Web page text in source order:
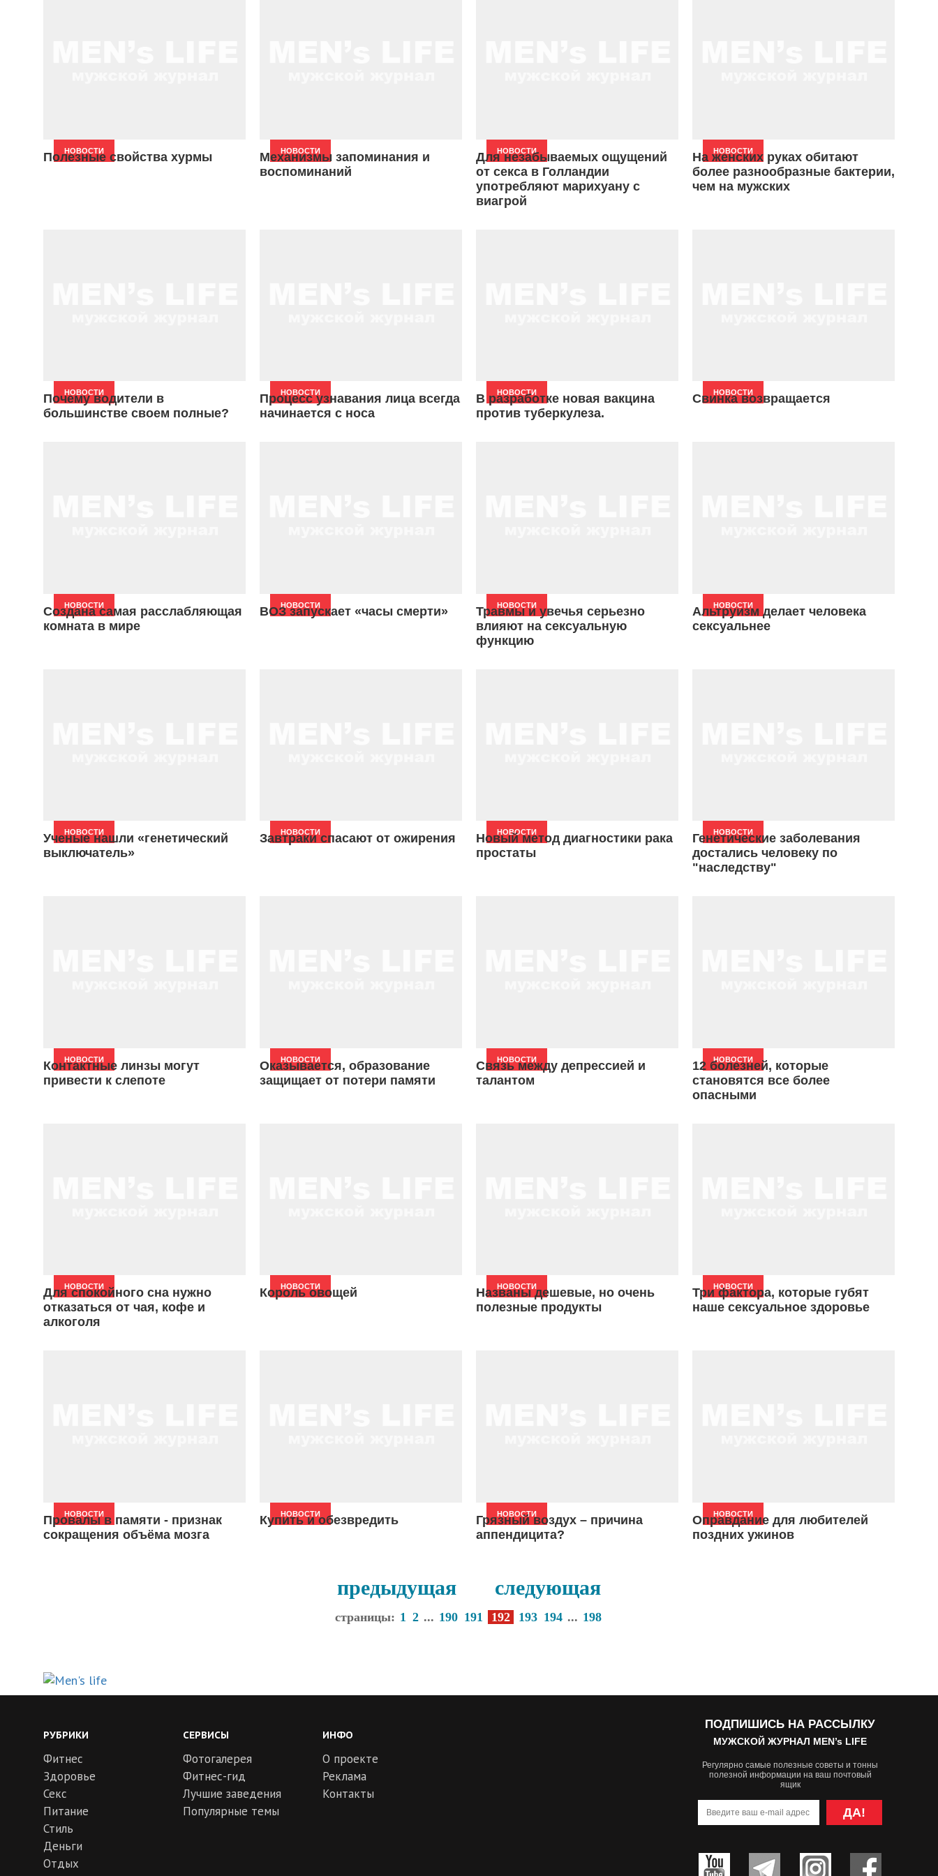
НОВОСТИ
Полезные свойства хурмы НОВОСТИ
Механизмы запоминания и
воспоминаний
НОВОСТИ
Для незабываемых ощущений
от секса в Голландии
употребляют марихуану с
виагрой
НОВОСТИ
На женских руках обитают
более разнообразные бактерии,
чем на мужских
НОВОСТИ
Почему водители в
большинстве своем полные?
НОВОСТИ
Процесс узнавания лица всегда
начинается с носа
НОВОСТИ
В разработке новая вакцина
против туберкулеза.
НОВОСТИ
Свинка возвращается
НОВОСТИ
Создана самая расслабляющая
комната в мире
НОВОСТИ
ВОЗ запускает «часы смерти» НОВОСТИ
Травмы и увечья серьезно
влияют на сексуальную
функцию
НОВОСТИ
Альтруизм делает человека
сексуальнее
НОВОСТИ
Ученые нашли «генетический
выключатель»
НОВОСТИ
Завтраки спасают от ожирения НОВОСТИ
Новый метод диагностики рака
простаты
НОВОСТИ
Генетические заболевания
достались человеку по
"наследству"
НОВОСТИ
Контактные линзы могут
привести к слепоте
НОВОСТИ
Оказывается, образование
защищает от потери памяти
НОВОСТИ
Связь между депрессией и
талантом
НОВОСТИ
12 болезней, которые
становятся все более
опасными
НОВОСТИ
Для спокойного сна нужно
отказаться от чая, кофе и
алкоголя
НОВОСТИ
Король овощей НОВОСТИ
Названы дешевые, но очень
полезные продукты
НОВОСТИ
Три фактора, которые губят
наше сексуальное здоровье
НОВОСТИ
Провалы в памяти - признак
сокращения объёма мозга
НОВОСТИ
Купить и обезвредить НОВОСТИ
Грязный воздух – причина
аппендицита?
НОВОСТИ
Оправдание для любителей
поздних ужинов
предыдущая следующая
страницы: 1 2 ... 190 191 192 193 194 ... 198
ПОДПИШИСЬ НА РАССЫЛКУ
МУЖСКОЙ ЖУРНАЛ MEN’s LIFE
Регулярно самые полезные советы и тонны
полезной информации на ваш почтовый
ящик
ДА!
РУБРИКИ
Фитнес
Здоровье
Секс
Питание
Стиль
Деньги
Отдых
СЕРВИСЫ
Фотогалерея
Фитнес-гид
Лучшие заведения
Популярные темы
ИНФО
О проекте
Реклама
Контакты